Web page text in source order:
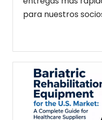
para nuestros